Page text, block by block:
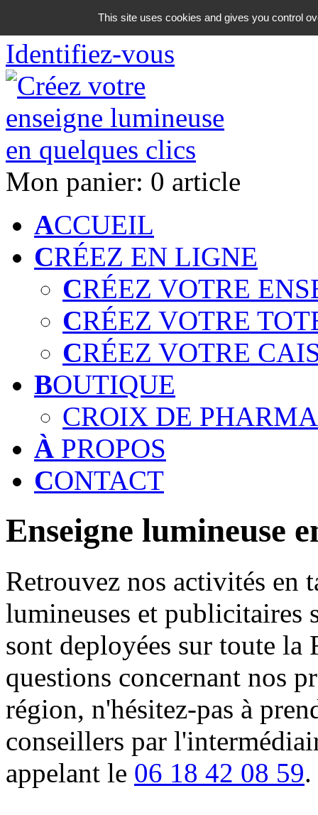
06 18 42 08 59
Identifiez-vous
Mon panier: 0 article
ACCUEIL
CRÉEZ EN LIGNE
CRÉEZ VOTRE
CRÉEZ VOTRE
CRÉEZ VOTRE
BOUTIQUE
CROIX DE
À PROPOS
CONTACT
Enseigne lumineuse
Retrouvez nos activités en
lumineuses et publicitaires
sont deployées sur toute la
questions concernant nos
région, n'hésitez-pas à
conseillers par
appelant le 06 18 42 08 59.
This site uses cookies and gives you control